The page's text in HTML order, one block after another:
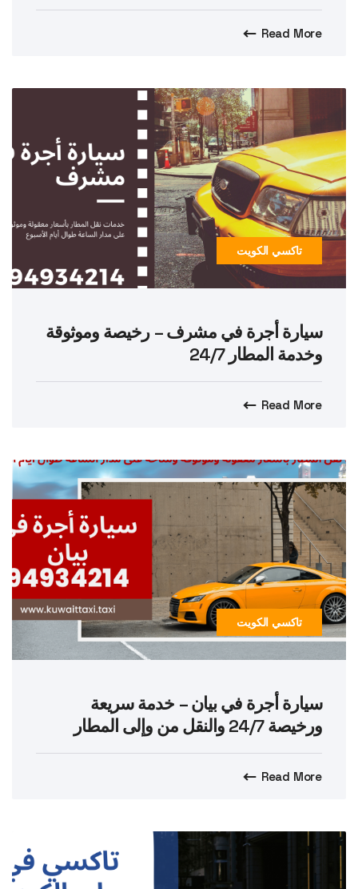
Read More
تاكسي الكويت
سيارة أجرة في مشرف – رخيصة وموثوقة
وخدمة المطار 24/7
Read More
تاكسي الكويت
سيارة أجرة في بيان – خدمة سريعة
ورخيصة 24/7 والنقل من وإلى المطار
Read More